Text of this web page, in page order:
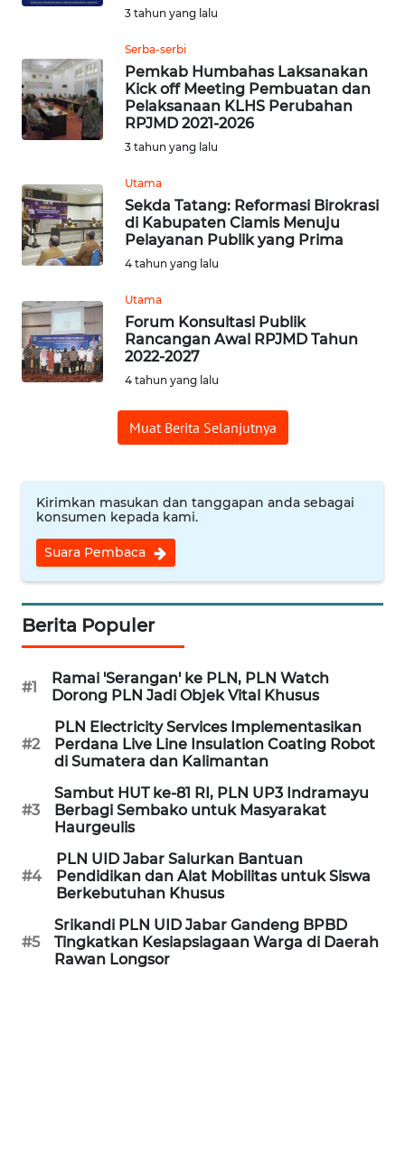
3 tahun yang lalu
Serba-serbi
Pemkab Humbahas Laksanakan
Kick off Meeting Pembuatan dan
Pelaksanaan KLHS Perubahan
RPJMD 2021-2026
3 tahun yang lalu
Utama
Sekda Tatang: Reformasi Birokrasi
di Kabupaten Ciamis Menuju
Pelayanan Publik yang Prima
4 tahun yang lalu
Utama
Forum Konsultasi Publik
Rancangan Awal RPJMD Tahun
2022-2027
4 tahun yang lalu
Muat Berita Selanjutnya
Kirimkan masukan dan tanggapan anda sebagai
konsumen kepada kami.
Suara Pembaca
Berita Populer
#1
Ramai 'Serangan' ke PLN, PLN Watch
Dorong PLN Jadi Objek Vital Khusus
#2
PLN Electricity Services Implementasikan
Perdana Live Line Insulation Coating Robot
di Sumatera dan Kalimantan
#3
Sambut HUT ke-81 RI, PLN UP3 Indramayu
Berbagi Sembako untuk Masyarakat
Haurgeulis
#4
PLN UID Jabar Salurkan Bantuan
Pendidikan dan Alat Mobilitas untuk Siswa
Berkebutuhan Khusus
#5
Srikandi PLN UID Jabar Gandeng BPBD
Tingkatkan Kesiapsiagaan Warga di Daerah
Rawan Longsor
WN
CIANJUR
KEPULAUAN
SERIBU
WN
TANGERANG
WN
BINJAI
WN
WN
KUNINGAN
WN
MAJALENGKA
WN
SUBANG
WN
SUKABUMI
PURWAKARTA
WN
PRIANGAN
TIMUR
WN
SEMARANG